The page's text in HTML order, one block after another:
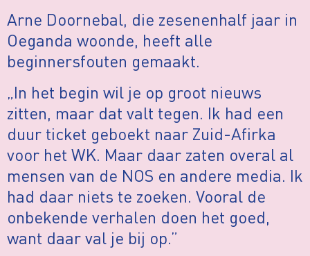
Arne Doornebal, die zesenenhalf jaar in
Oeganda woonde, heeft alle
beginnersfouten gemaakt.
„In het begin wil je op groot nieuws
zitten, maar dat valt tegen. Ik had een
duur ticket geboekt naar Zuid-Afirka
voor het WK. Maar daar zaten overal al
mensen van de NOS en andere media. Ik
had daar niets te zoeken. Vooral de
onbekende verhalen doen het goed,
want daar val je bij op.”